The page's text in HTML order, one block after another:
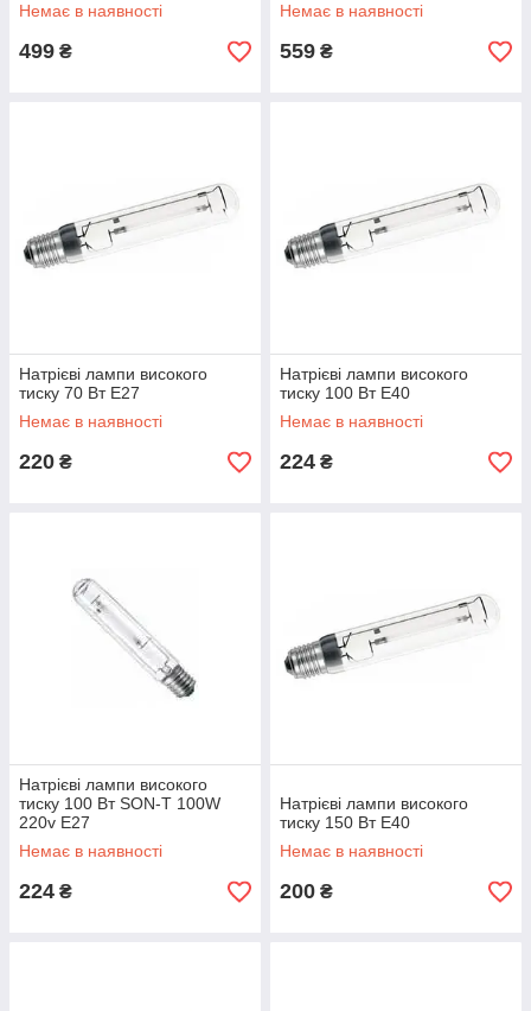
Немає в наявності
499 ₴
Немає в наявності
559 ₴
Натрієві лампи високого
тиску 70 Вт Е27
Немає в наявності
220 ₴
Натрієві лампи високого
тиску 100 Вт Е40
Немає в наявності
224 ₴
Натрієві лампи високого
тиску 100 Вт SON-T 100W
220v Е27
Немає в наявності
224 ₴
Натрієві лампи високого
тиску 150 Вт Е40
Немає в наявності
200 ₴